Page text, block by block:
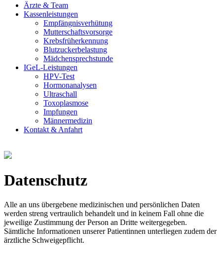
Ärzte & Team
Kassenleistungen
Empfängnisverhütung
Mutterschaftsvorsorge
Krebsfrüherkennung
Blutzuckerbelastung
Mädchensprechstunde
IGeL-Leistungen
HPV-Test
Hormonanalysen
Ultraschall
Toxoplasmose
Impfungen
Männermedizin
Kontakt & Anfahrt
Datenschutz
Alle an uns übergebene medizinischen und persönlichen Daten
werden streng vertraulich behandelt und in keinem Fall ohne die
jeweilige Zustimmung der Person an Dritte weitergegeben.
Sämtliche Informationen unserer Patientinnen unterliegen zudem der
ärztliche Schweigepflicht.